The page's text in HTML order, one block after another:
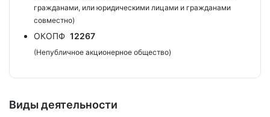
гражданами, или юридическими лицами и гражданами
совместно)
ОКОПФ 12267
(Непубличное акционерное общество)
Виды деятельности